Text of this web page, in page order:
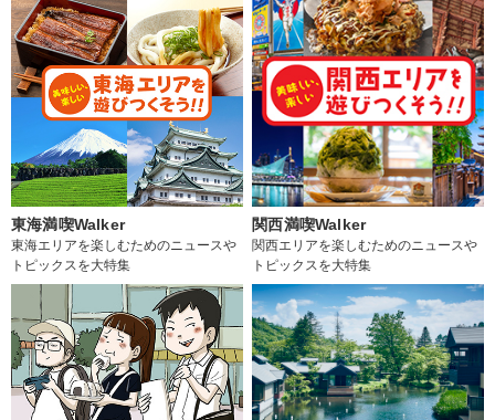
東海満喫Walker
東海エリアを楽しむためのニュースや
トピックスを大特集
関西満喫Walker
関西エリアを楽しむためのニュースや
トピックスを大特集